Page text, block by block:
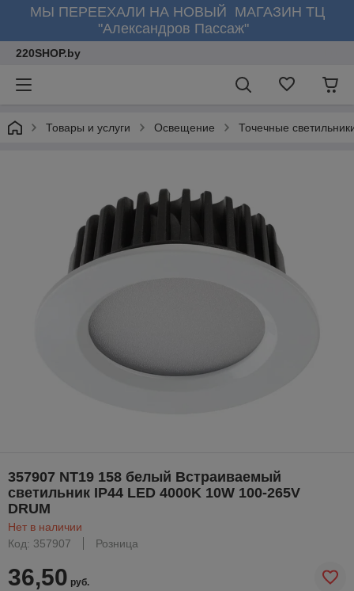
МЫ ПЕРЕЕХАЛИ НА НОВЫЙ МАГАЗИН ТЦ
"Александров Пассаж"
220SHOP.by
Товары и услуги Освещение Точечные
357907 NT19 158 белый Встраиваемый
светильник IP44 LED 4000K 10W 100-265V
DRUM
Нет в наличии
Код: 357907
Розница
36,50 руб.